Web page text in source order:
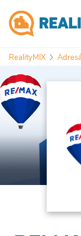
RealityMIX